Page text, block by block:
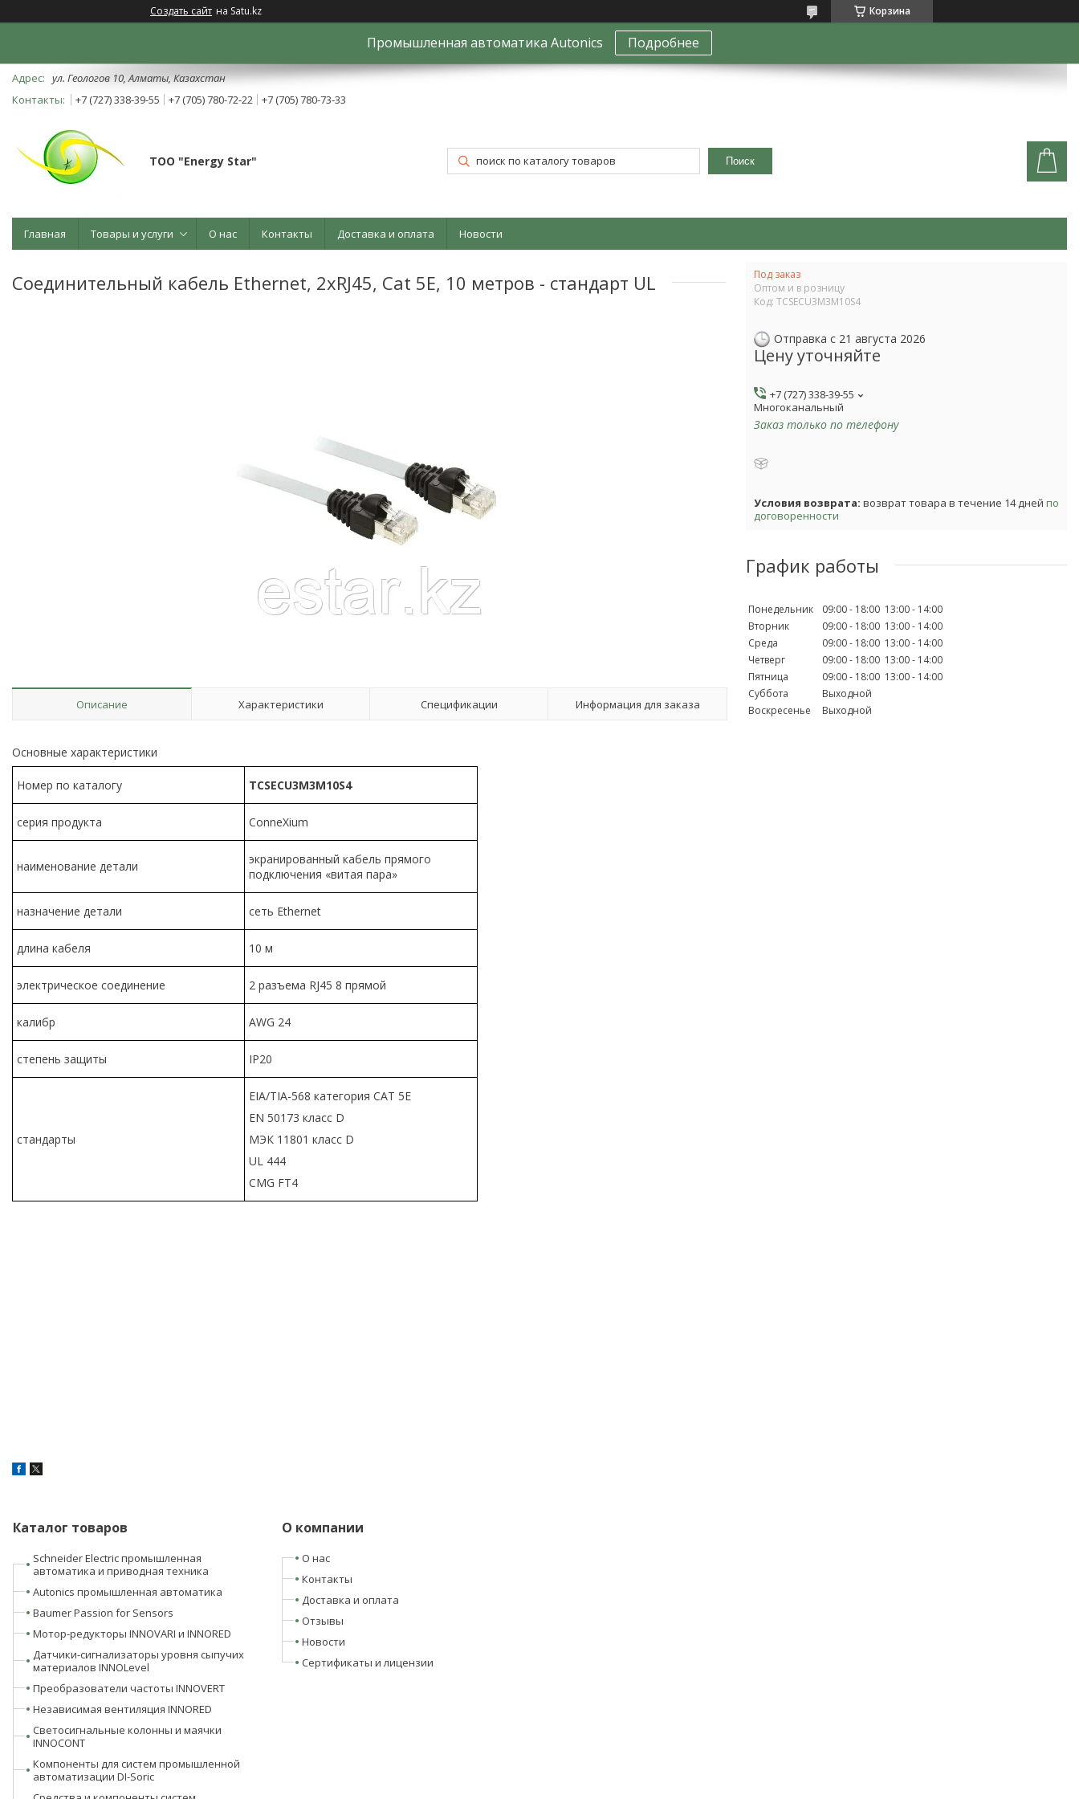
Создать сайт на Satu.kz Корзина
Промышленная автоматика Autonics Подробнее
ул. Геологов 10, Алматы, Казахстан
+7 (727) 338-39-55
+7 (705) 780-72-22 +7 (705) 780-73-33
ТОО "Energy Star" Поиск
Главная Товары и услуги О нас Контакты Доставка и оплата Новости
Соединительный кабель Ethernet, 2хRJ45, Cat 5E, 10 метров - стандарт UL
Описание Характеристики Спецификации Информация для заказа
Основные характеристики
Номер по каталогу TCSECU3M3M10S4
серия продукта ConneXium
наименование детали
экранированный кабель прямого
подключения «витая пара»
назначение детали сеть Ethernet
длина кабеля 10 м
электрическое соединение 2 разъема RJ45 8 прямой
калибр AWG 24
степень защиты IP20
стандарты
EIA/TIA-568 категория CAT 5E
EN 50173 класс D
МЭК 11801 класс D
UL 444
CMG FT4
Под заказ
Оптом и в розницу
Код: TCSECU3M3M10S4
Отправка с 21 августа 2026
Цену уточняйте
+7 (727) 338-39-55
Многоканальный
Заказ только по телефону
возврат товара в течение 14 дней по
договоренности
График работы
Понедельник 09:00 18:00 13:00
14:00
Вторник
09:00 18:00 13:00
14:00
Среда
09:00 18:00 13:00
14:00
Четверг
09:00 18:00 13:00
14:00
Пятница
09:00 18:00 13:00
14:00
Суббота
Выходной
Воскресенье
Выходной
Каталог товаров
Schneider Electric промышленная
автоматика и приводная техника
Autonics промышленная автоматика
Baumer Passion for Sensors
Мотор-редукторы INNOVARI и INNORED
Датчики-сигнализаторы уровня сыпучих
материалов INNOLevel
Преобразователи частоты INNOVERT
Независимая вентиляция INNORED
Светосигнальные колонны и маячки
INNOCONT
Компоненты для систем промышленной
автоматизации DI-Soric
О компании
О нас
Контакты
Доставка и оплата
Отзывы
Новости
Сертификаты и лицензии